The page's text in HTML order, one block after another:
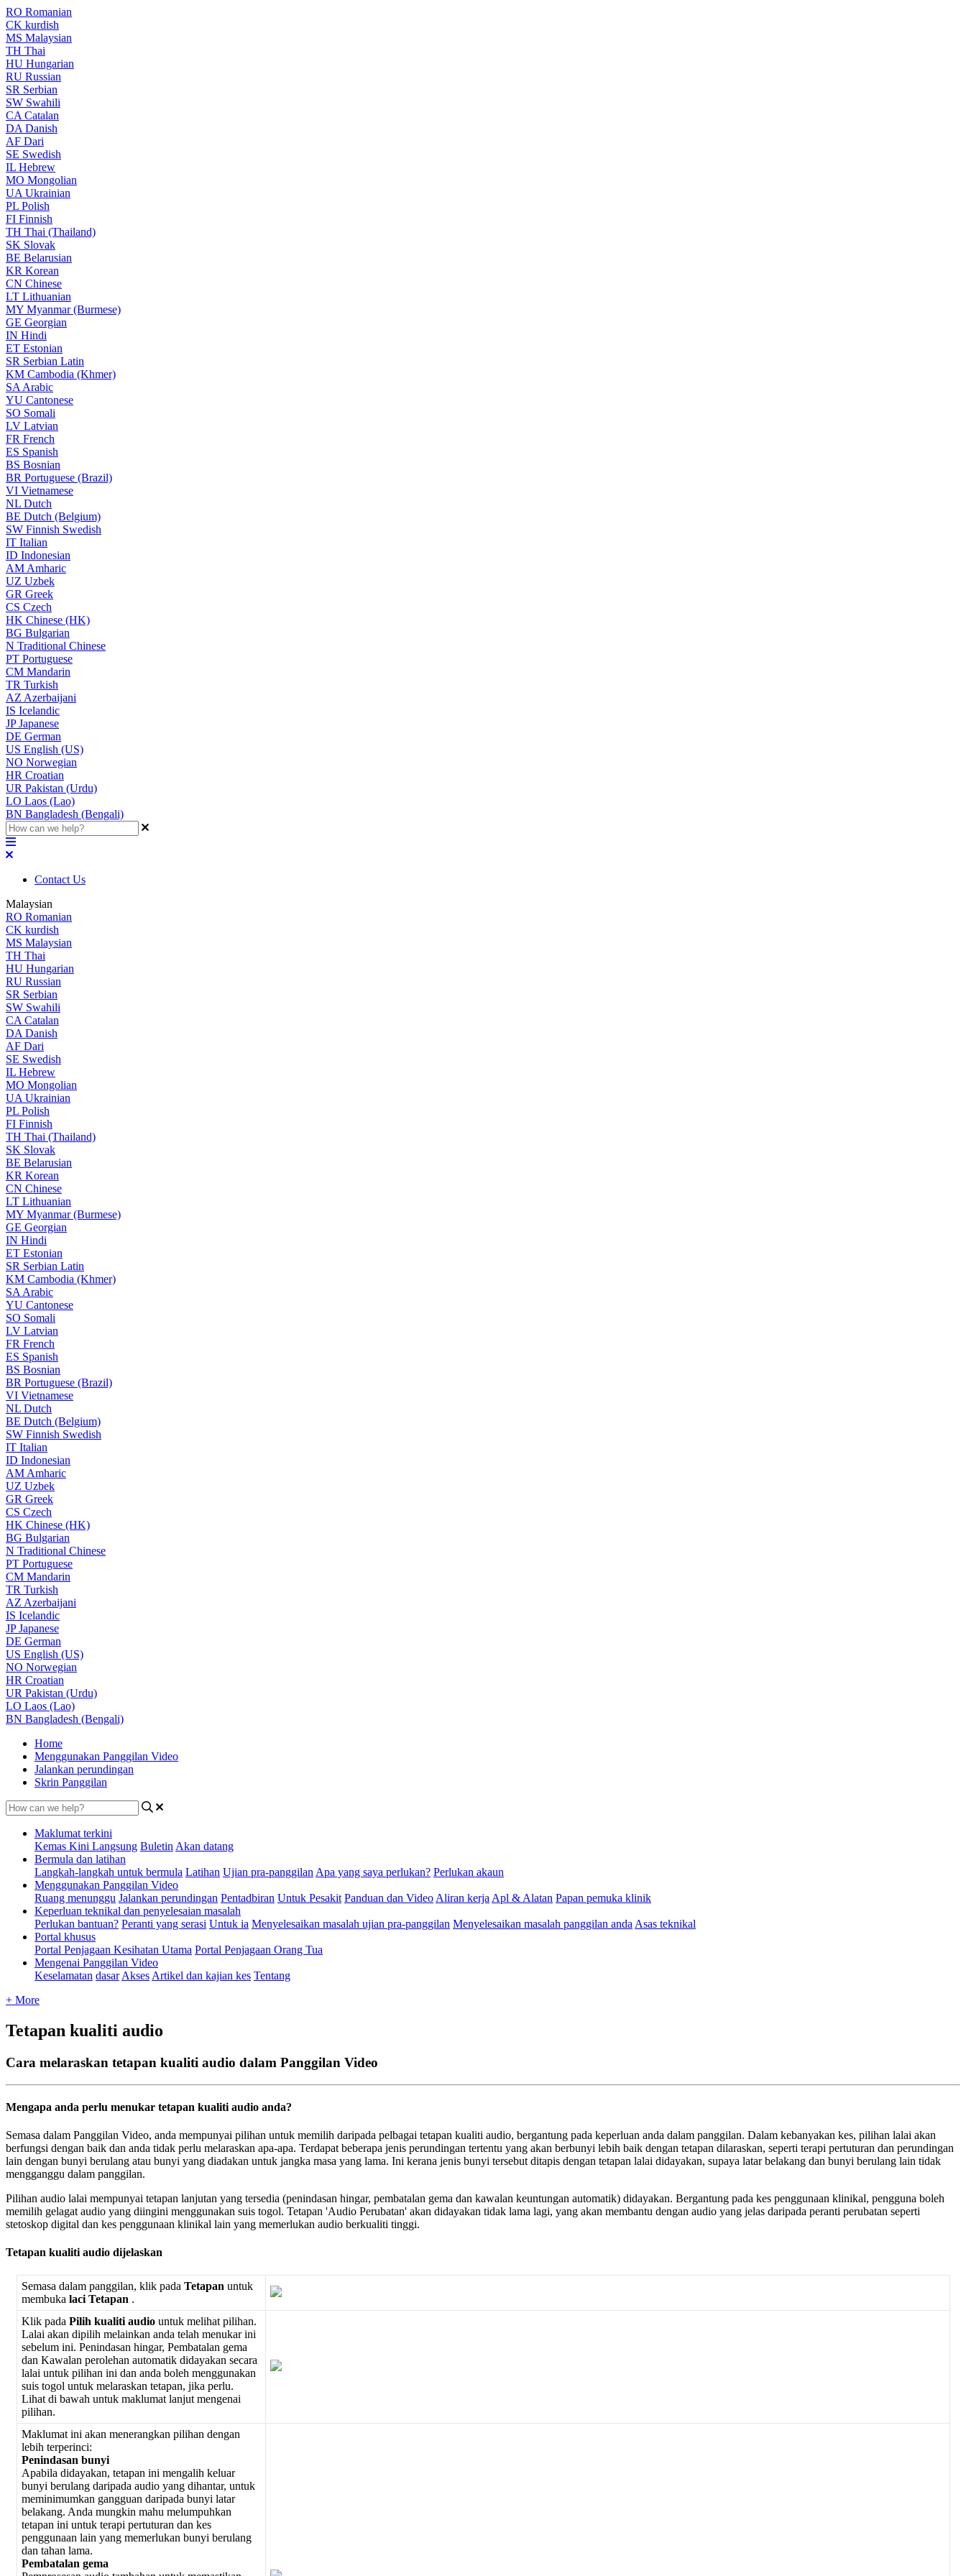
RO Romanian
CK kurdish
MS Malaysian
TH Thai
HU Hungarian
RU Russian
SR Serbian
SW Swahili
CA Catalan
DA Danish
AF Dari
SE Swedish
IL Hebrew
MO Mongolian
UA Ukrainian
PL Polish
FI Finnish
TH Thai (Thailand)
SK Slovak
BE Belarusian
KR Korean
CN Chinese
LT Lithuanian
MY Myanmar (Burmese)
GE Georgian
IN Hindi
ET Estonian
SR Serbian Latin
KM Cambodia (Khmer)
SA Arabic
YU Cantonese
SO Somali
LV Latvian
FR French
ES Spanish
BS Bosnian
BR Portuguese (Brazil)
VI Vietnamese
NL Dutch
BE Dutch (Belgium)
SW Finnish Swedish
IT Italian
ID Indonesian
AM Amharic
UZ Uzbek
GR Greek
CS Czech
HK Chinese (HK)
BG Bulgarian
N Traditional Chinese
PT Portuguese
CM Mandarin
TR Turkish
AZ Azerbaijani
IS Icelandic
JPJapanese
DE German
US English (US)
NO Norwegian
HR Croatian
UR Pakistan (Urdu)
LO Laos (Lao)
BN Bangladesh (Bengali)
Contact Us
Malaysian
RO Romanian
CK kurdish
MS Malaysian
TH Thai
HU Hungarian
RU Russian
SR Serbian
SW Swahili
CA Catalan
DA Danish
AF Dari
SE Swedish
IL Hebrew
MO Mongolian
UA Ukrainian
PL Polish
FI Finnish
TH Thai (Thailand)
SK Slovak
BE Belarusian
KR Korean
CN Chinese
LT Lithuanian
MY Myanmar (Burmese)
GE Georgian
IN Hindi
ET Estonian
SR Serbian Latin
KM Cambodia (Khmer)
SA Arabic
YU Cantonese
SO Somali
LV Latvian
FR French
ES Spanish
BS Bosnian
BR Portuguese (Brazil)
VI Vietnamese
NL Dutch
BE Dutch (Belgium)
SW Finnish Swedish
IT Italian
ID Indonesian
AM Amharic
UZ Uzbek
GR Greek
CS Czech
HK Chinese (HK)
BG Bulgarian
N Traditional Chinese
PT Portuguese
CM Mandarin
TR Turkish
AZ Azerbaijani
IS Icelandic
JPJapanese
DE German
US English (US)
NO Norwegian
HR Croatian
UR Pakistan (Urdu)
LO Laos (Lao)
BN Bangladesh (Bengali)
Home
Menggunakan Panggilan Video
Jalankan perundingan
Skrin Panggilan
Maklumat terkini
Kemas Kini Langsung Buletin Akan datang
Bermula dan latihan
Langkah-langkah untuk bermula Latihan Ujian pra-panggilan Apa yang saya perlukan? Perlukan akaun
Menggunakan Panggilan Video
Ruang menunggu Jalankan perundingan Pentadbiran Untuk Pesakit Panduan dan Video Aliran kerja Apl & Alatan Papan pemuka klinik
Keperluan teknikal dan penyelesaian masalah
Perlukan bantuan? Peranti yang serasi Untuk ia Menyelesaikan masalah ujian pra-panggilan Menyelesaikan masalah panggilan anda Asas teknikal
Portal khusus
Portal Penjagaan Kesihatan Utama Portal Penjagaan Orang Tua
Mengenai Panggilan Video
Keselamatan dasar Akses Artikel dan kajian kes Tentang
+ More
Tetapan kualiti audio
Cara melaraskan tetapan kualiti audio dalam Panggilan Video
Mengapa anda perlu menukar tetapan kualiti audio anda?
Semasa dalam Panggilan Video, anda mempunyai pilihan untuk memilih daripada pelbagai tetapan kualiti audio, bergantung pada keperluan anda dalam panggilan. Dalam kebanyakan kes, pilihan lalai akan
berfungsi dengan baik dan anda tidak perlu melaraskan apa-apa. Terdapat beberapa jenis perundingan tertentu yang akan berbunyi lebih baik dengan tetapan dilaraskan, seperti terapi pertuturan dan perundingan
lain dengan bunyi berulang atau bunyi yang diadakan untuk jangka masa yang lama. Ini kerana jenis bunyi tersebut ditapis dengan tetapan lalai didayakan, supaya latar belakang dan bunyi berulang lain tidak
mengganggu dalam panggilan.
Pilihan audio lalai mempunyai tetapan lanjutan yang tersedia (penindasan hingar, pembatalan gema dan kawalan keuntungan automatik) didayakan. Bergantung pada kes penggunaan klinikal, pengguna boleh
memilih gelagat audio yang diingini menggunakan suis togol. Tetapan 'Audio Perubatan' akan didayakan tidak lama lagi, yang akan membantu dengan audio yang jelas daripada peranti perubatan seperti
stetoskop digital dan kes penggunaan klinikal lain yang memerlukan audio berkualiti tinggi.
Tetapan kualiti audio dijelaskan
Semasa dalam panggilan, klik pada Tetapan untuk
membuka laci Tetapan .
Klik pada Pilih kualiti audio untuk melihat pilihan.
Lalai akan dipilih melainkan anda telah menukar ini
sebelum ini. Penindasan hingar, Pembatalan gema
dan Kawalan perolehan automatik didayakan secara
lalai untuk pilihan ini dan anda boleh menggunakan
suis togol untuk melaraskan tetapan, jika perlu.
Lihat di bawah untuk maklumat lanjut mengenai
pilihan.
Maklumat ini akan menerangkan pilihan dengan
lebih terperinci:
Penindasan bunyi
Apabila didayakan, tetapan ini mengalih keluar
bunyi berulang daripada audio yang dihantar, untuk
meminimumkan gangguan daripada bunyi latar
belakang. Anda mungkin mahu melumpuhkan
tetapan ini untuk terapi pertuturan dan kes
penggunaan lain yang memerlukan bunyi berulang
dan tahan lama.
Pembatalan gema